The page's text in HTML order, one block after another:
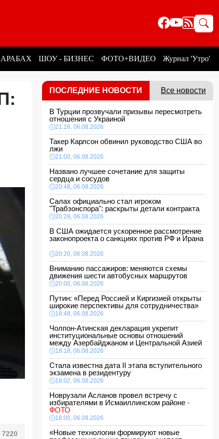
ШОУ - БИЗНЕС ФОТО+ВИДЕО Журнал 'Утро'
7220
ПОСЛЕДНИЕ НОВОСТИ Все новости
В Турции прозвучали призывы пересмотреть
отношения с Украиной
21:16, 06.08.2026
Такер Карлсон обвинил руководство США во
лжи
21:00, 06.08.2026
Названо лучшее сочетание для защиты
сердца и сосудов
20:48, 06.08.2026
Салах официально стал игроком
"Трабзонспора": раскрыты детали контракта
20:28, 06.08.2026
В США ожидается ускоренное рассмотрение
законопроекта о санкциях против РФ и Ирана
20:20, 06.08.2026
Вниманию пассажиров: меняются схемы
движения шести автобусных маршрутов
20:00, 06.08.2026
Путин: «Перед Россией и Киргизией открыты
широкие перспективы для сотрудничества»
18:48, 06.08.2026
Чолпон-Атинская декларация укрепит
институциональные основы отношений
между Азербайджаном и Центральной Азией
18:18, 06.08.2026
Стала известна дата II этапа вступительного
экзамена в резидентуру
18:02, 06.08.2026
Новрузали Асланов провел встречу с
избирателями в Исмаиллинском районе -
ФОТО
18:00, 06.08.2026
«Новые технологии формируют новые